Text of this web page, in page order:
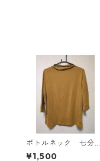
ボトルネック 七分袖
カットソー ４Ｌ マ
¥1,500